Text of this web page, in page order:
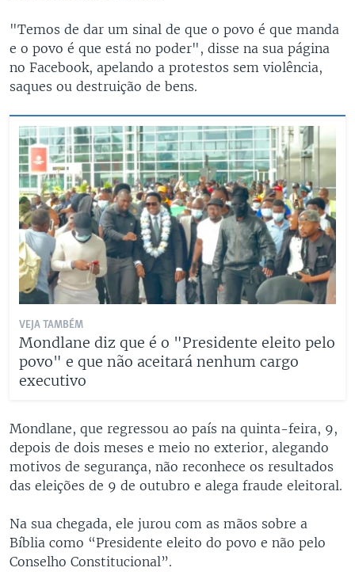
"Temos de dar um sinal de que o povo é que manda
e o povo é que está no poder", disse na sua página
no Facebook, apelando a protestos sem violência,
saques ou destruição de bens.
VEJA TAMBÉM
Mondlane diz que é o "Presidente eleito pelo
povo" e que não aceitará nenhum cargo
executivo
Mondlane, que regressou ao país na quinta-feira, 9,
depois de dois meses e meio no exterior, alegando
motivos de segurança, não reconhece os resultados
das eleições de 9 de outubro e alega fraude eleitoral.
Na sua chegada, ele jurou com as mãos sobre a
Bíblia como “Presidente eleito do povo e não pelo
Conselho Constitucional”.